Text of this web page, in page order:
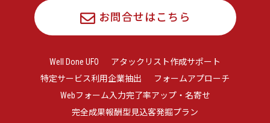
お問合せはこちら
Well Done UFO
アタックリスト作成サポート
特定サービス利用企業抽出
フォームアプローチ
Webフォーム入力完了率アップ・名寄せ
完全成果報酬型見込客発掘プラン